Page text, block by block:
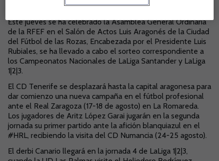
Este jueves se ha celebrado la Asamblea General Ordinaria
de la RFEF en el Salón de Actos Luis Aragonés de la Ciudad
del Fútbol de las Rozas, Encabezada por el Presidente Luis
Rubiales, se ha llevado a cabo el sorteo correspondiente a
los Campeonatos Nacionales de LaLiga Santander y LaLiga
1|2|3.
El CD Tenerife se desplazará hasta la capital aragonesa para
dar comienzo una nueva campaña en el fútbol profesional
ante el Real Zaragoza (17-18 de agosto) en La Romareda.
Los jugadores de Aritz López Garai jugarán en la segunda
jornada su primer partido ante la afición blanquiazul en el
#HRL, recibiendo la visita del CD Numancia (24-25 agosto).
El derbi Canario llegará en la jornada 4 de LaLiga 1|2|3,